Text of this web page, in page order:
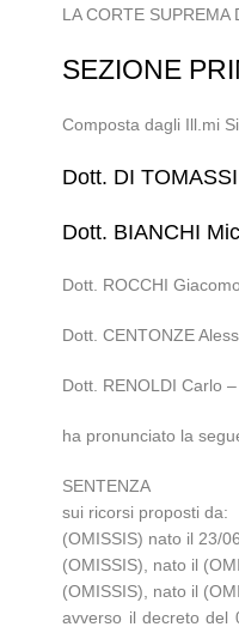
LA CORTE SUPREMA
SEZIONE
Composta dagli Ill.mi
Dott. DI
Dott. BIANCHI
Dott. ROCCHI
Dott. CENTONZE
Dott. RENOLDI Carlo
ha pronunciato la
SENTENZA
sui ricorsi proposti da:
(OMISSIS) nato il 23/
(OMISSIS), nato il
(OMISSIS), nato il
avverso il decreto del